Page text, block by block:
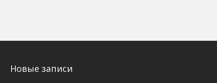
Новые записи